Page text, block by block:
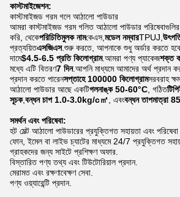
কাস্টমাইজেশন:
কাস্টমাইজড গরম গলে আঠালো পাউডার
আমরা কাস্টমাইজড গরম গলিত আঠালো পাউডার
করি, থেকেপরিচিতিমুলক নামকেএস, মডেল নম্বারTPUJ,
প্রত্যয়িতএসজিএস.শুরু করতে, আপনাকে শুধু অর্ডার করতে হবে
দামে$4.5-6.5 প্রতি কিলোগ্রাম.আমরা পণ্য প্যাকেজশক্ত
মধ্যে এটি বিতরণ7 দিন.আপনি মাধ্যমে আমাদের অর্থ প্রদান
প্রদান করতে পারেনসপ্তাহে 100000 কিলোগ্রামসরবরাহ
আঠালো পাউডার আছে একটিগলনাঙ্ক 50-60°C , গঠিত
সূচক,বন্ধন চাপ 1.0-3.0kg/c㎡ , এবংবন্ধন তাপমাত্রা
সমর্থন এবং পরিষেবা:
হট মেল্ট আঠালো পাউডারের প্রযুক্তিগত সহায়তা এবং
ফোন, ইমেল বা লাইভ চ্যাটের মাধ্যমে 24/7 প্রযুক্তিগত
গ্রাহকদের জন্য সাইটে প্রশিক্ষণ অফার.
বিস্তারিত পণ্য তথ্য এবং টিউটোরিয়াল প্রদান.
মেরামত এবং রক্ষণাবেক্ষণ সেবা.
পণ্য ওয়্যারেন্টি প্রদান.